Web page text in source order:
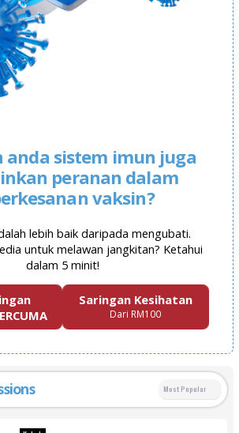
anda sistem imun juga
peranan dalam
vaksin?
lebih baik daripada mengubati.
untuk melawan jangkitan? Ketahui
dalam 5 minit!
Saringan Kesihatan
Dari RM100
Most Popular